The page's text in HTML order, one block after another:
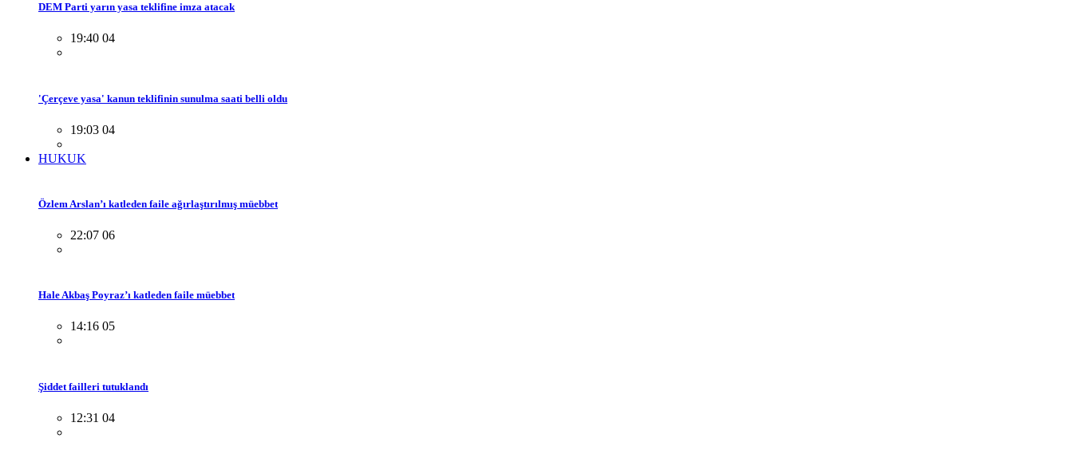
DEM Parti yarın yasa teklifine imza atacak
19:40 04
'Çerçeve yasa' kanun teklifinin sunulma saati belli oldu
19:03 04
HUKUK
Özlem Arslan’ı katleden faile ağırlaştırılmış müebbet
22:07 06
Hale Akbaş Poyraz’ı katleden faile müebbet
14:16 05
Şiddet failleri tutuklandı
12:31 04